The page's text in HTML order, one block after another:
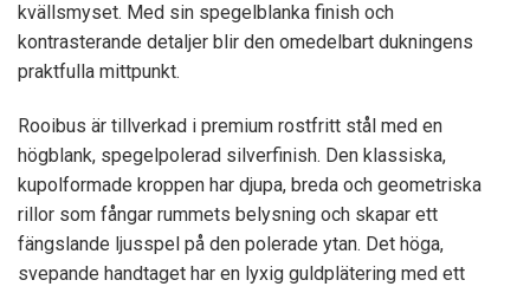
kvällsmyset. Med sin spegelblanka finish och
kontrasterande detaljer blir den omedelbart dukningens
praktfulla mittpunkt.
Rooibus är tillverkad i premium rostfritt stål med en
högblank, spegelpolerad silverfinish. Den klassiska,
kupolformade kroppen har djupa, breda och geometriska
rillor som fångar rummets belysning och skapar ett
fängslande ljusspel på den polerade ytan. Det höga,
svepande handtaget har en lyxig guldplätering med ett